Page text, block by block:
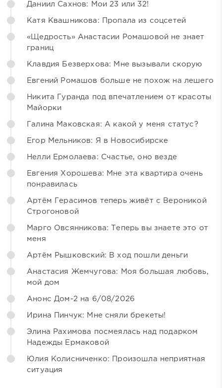
Даниил Сахнов: Мои 23 или 32!
Катя Квашникова: Пропала из соцсетей
«Щедрость» Анастасии Ромашовой не знает
границ
Клавдия Безверхова: Мне вызывали скорую
Евгений Ромашов больше не похож на лешего
Никита Гуранда под впечатлением от красоты
Майорки
Галина Маковская: А какой у меня статус?
Егор Мельников: Я в Новосибирске
Нелли Ермолаева: Счастье, оно везде
Евгения Хорошева: Мне эта квартира очень
понравилась
Артём Герасимов теперь живёт с Вероникой
Строгоновой
Марго Овсянникова: Теперь вы знаете это от
меня
Артём Рышковский: В ход пошли деньги
Анастасия Жемчугова: Моя большая любовь,
мой дом
Анонс Дом-2 на 6/08/2026
Ирина Пинчук: Мне сняли брекеты!
Элина Рахимова посмеялась над подарком
Надежды Ермаковой
Юлия Колисниченко: Произошла неприятная
ситуация